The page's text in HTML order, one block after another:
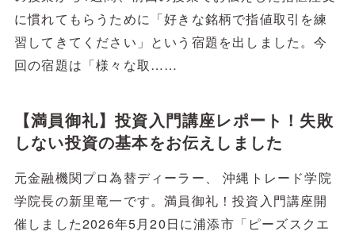
に慣れてもらうために「好きな銘柄で指値取引を練
習してきてください」という宿題を出しました。今
回の宿題は「様々な取……
【満員御礼】投資入門講座レポート！失敗
しない投資の基本をお伝えしました
元金融機関プロ為替ディーラー、 沖縄トレード学院
学院長の新里竜一です。満員御礼！投資入門講座開
催しました2026年5月20日に浦添市「ピーズスクエ